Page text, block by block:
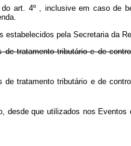
art. 4º , inclusive em caso de
pela Secretaria da
tratamento tributário e de
tratamento tributário e de
que utilizados nos